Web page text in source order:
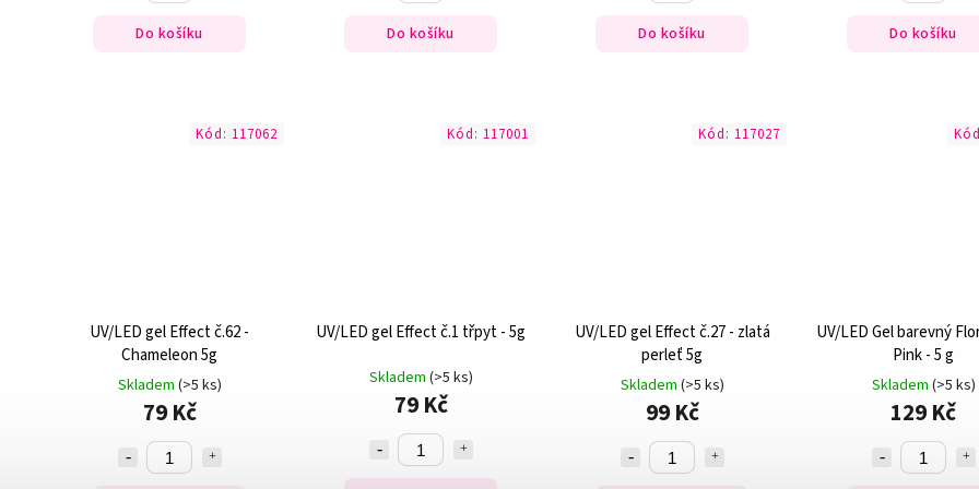
Do košíku Do košíku Do košíku Do košíku
UV/LED gel Effect č.62 -
Chameleon 5g
Skladem (>5 ks)
79 Kč
Kód: 117062
UV/LED gel Effect č.1 třpyt - 5g
Skladem (>5 ks)
79 Kč
Kód: 117001
UV/LED gel Effect č.27 - zlatá
perleť 5g
Skladem (>5 ks)
99 Kč
Kód: 117027
UV/LED Gel barevný
Pink - 5 g
Skladem (>5 ks)
129 Kč